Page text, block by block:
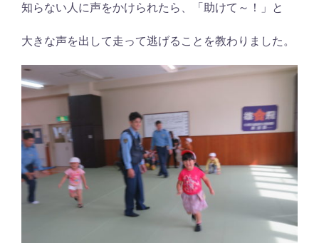
知らない人に声をかけられたら、「助けて～！」と
大きな声を出して走って逃げることを教わりました。